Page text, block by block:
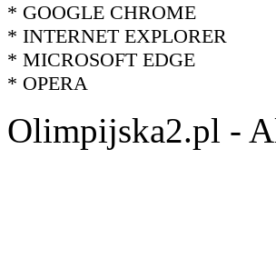
* GOOGLE CHROME
* INTERNET EXPLORER
* MICROSOFT EDGE
* OPERA
Olimpijska2.pl -